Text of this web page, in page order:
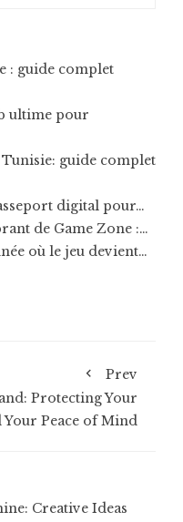
: guide complet
ultime pour
guide complet
digital pour…
de Game Zone :…
où le jeu devient…
Prev
Protecting Your
Peace of Mind
Creative Ideas